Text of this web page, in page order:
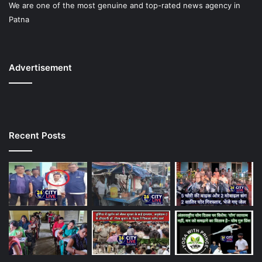
We are one of the most genuine and top-rated news agency in
Patna
Advertisement
Recent Posts